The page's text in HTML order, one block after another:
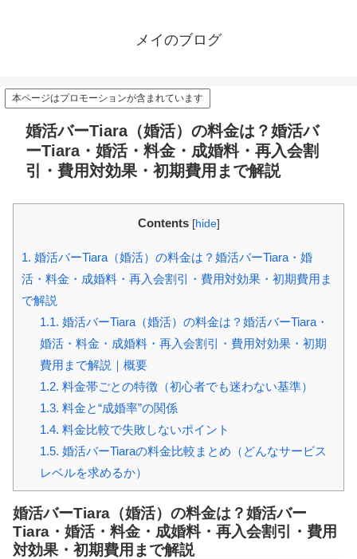
メイのブログ
本ページはプロモーションが含まれています
婚活バーTiara（婚活）の料金は？婚活バ
ーTiara・婚活・料金・成婚料・再入会割
引・費用対効果・初期費用まで解説
Contents [hide]
1. 婚活バーTiara（婚活）の料金は？婚活バーTiara・婚
活・料金・成婚料・再入会割引・費用対効果・初期費用ま
で解説
1.1. 婚活バーTiara（婚活）の料金は？婚活バーTiara・
婚活・料金・成婚料・再入会割引・費用対効果・初期
費用まで解説｜概要
1.2. 料金帯ごとの特徴（初心者でも迷わない基準）
1.3. 料金と“成婚率”の関係
1.4. 料金比較で失敗しないポイント
1.5. 婚活バーTiaraの料金比較まとめ（どんなサービス
レベルを求めるか）
婚活バーTiara（婚活）の料金は？婚活バー
Tiara・婚活・料金・成婚料・再入会割引・費用
対効果・初期費用まで解説